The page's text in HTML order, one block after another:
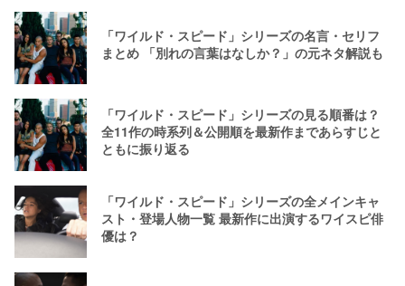
「ワイルド・スピード」シリーズの名言・セリフ
まとめ 「別れの言葉はなしか？」の元ネタ解説も
「ワイルド・スピード」シリーズの見る順番は？
全11作の時系列＆公開順を最新作まであらすじと
ともに振り返る
「ワイルド・スピード」シリーズの全メインキャ
スト・登場人物一覧 最新作に出演するワイスピ俳
優は？